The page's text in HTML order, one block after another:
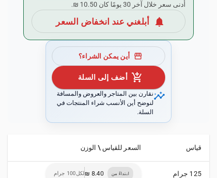
أدنى سعر خلال آخر 30 يومًا كان ‏10.50 ₪.
notifications أبلغني عند انخفاض السعر
storefront أين يمكن الشراء؟
add_shopping_cart أضف إلى السلة
insightsنقارن بين المتاجر والعروض والمسافة
لنوضح أين الأنسب شراء المنتجات في
السلة.
قياس السعر للقياس \ الوزن
125 جرام ابتداءً من ‏8.40 ₪ لكل100 جرام